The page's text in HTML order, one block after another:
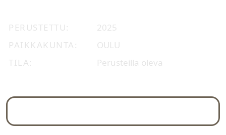
PERUSTETTU
2025
PAIKKAKUNTA
OULU
TILA
Perusteilla oleva